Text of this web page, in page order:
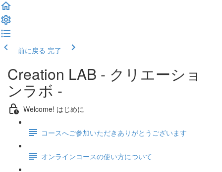
前に戻る 完了
Creation LAB - クリエーショ
ンラボ -
Welcome! はじめに
コースへご参加いただきありがとうございます
オンラインコースの使い方について